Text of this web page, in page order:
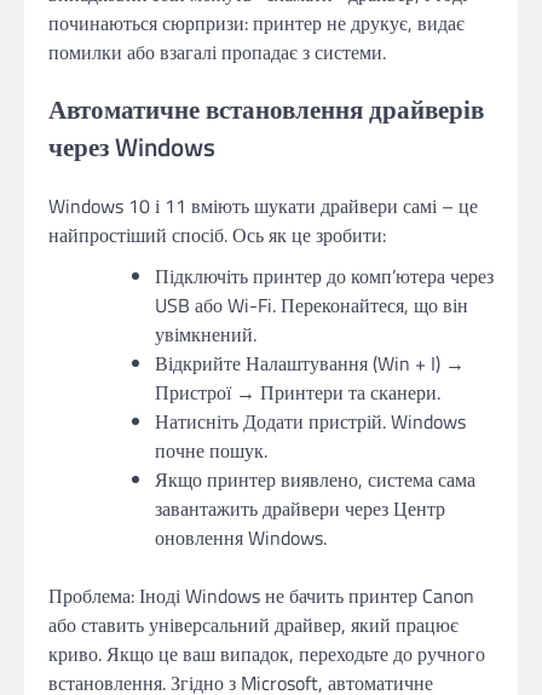
починаються сюрпризи: принтер не друкує, видає
помилки або взагалі пропадає з системи.
Автоматичне встановлення драйверів
через Windows
Windows 10 і 11 вміють шукати драйвери самі – це
найпростіший спосіб. Ось як це зробити:
Підключіть принтер до комп’ютера через
USB або Wi-Fi. Переконайтеся, що він
увімкнений.
Відкрийте Налаштування (Win + I) →
Пристрої → Принтери та сканери.
Натисніть Додати пристрій. Windows
почне пошук.
Якщо принтер виявлено, система сама
завантажить драйвери через Центр
оновлення Windows.
Проблема: Іноді Windows не бачить принтер Canon
або ставить універсальний драйвер, який працює
криво. Якщо це ваш випадок, переходьте до ручного
встановлення. Згідно з Microsoft, автоматичне